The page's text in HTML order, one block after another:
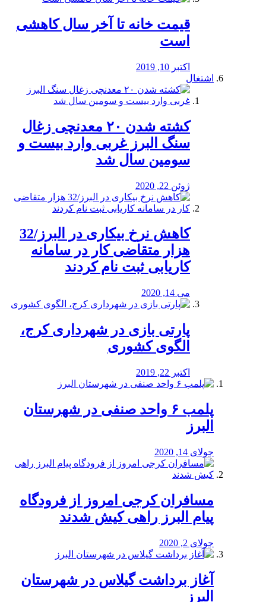
قیمت خانه تا آخر سال کاهشی
است
اکتبر 10, 2019
اشتغال
کشته شدن ۲۰ معدنچی زغال
سنگ البرز غربی وارد بیست و
سومین سال شد
ژوئن 22, 2020
کاهش نرخ بیکاری در البرز/32
هزار متقاضی کار در سامانه
کاریابی ثبت نام کردند
می 14, 2020
پارتی بازی در شهرداری کرج،
الگوی کشوری
اکتبر 22, 2019
پلمب ۶ واحد صنفی در شهرستان
البرز
جولای 14, 2020
مسافران کرجی امروز از فرودگاه
پیام البرز راهی کیش شدند
جولای 2, 2020
آغاز برداشت گیلاس در شهرستان
البرز